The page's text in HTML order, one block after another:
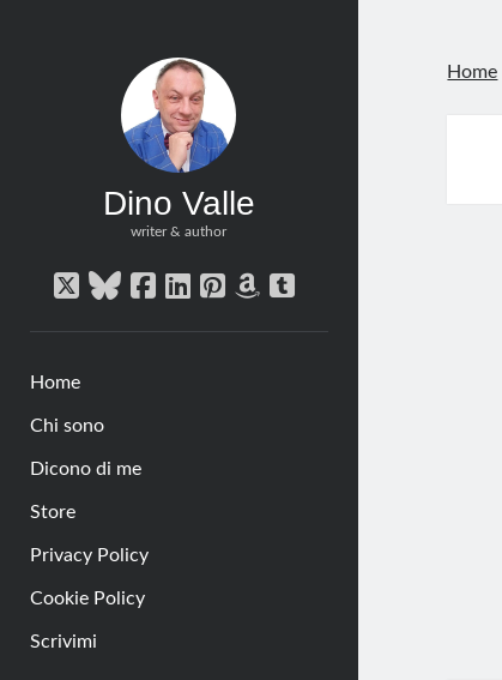
Dino Valle
writer & author
twitterbluesky
facebook
linkedin
pinterest
amazon
tumblr
Home
Chi sono
Dicono di me
Store
Privacy Policy
Cookie Policy
Scrivimi
Home